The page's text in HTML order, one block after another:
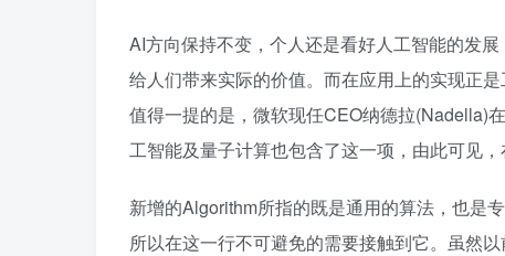
AI方向保持不变，个人还是看好人工智能的发
给人们带来实际的价值。而在应用上的实现正
值得一提的是，微软现任CEO纳德拉(Nadella)
工智能及量子计算也包含了这一项，由此可见，
新增的Algorithm所指的既是通用的算法，也是
所以在这一行不可避免的需要接触到它。虽然